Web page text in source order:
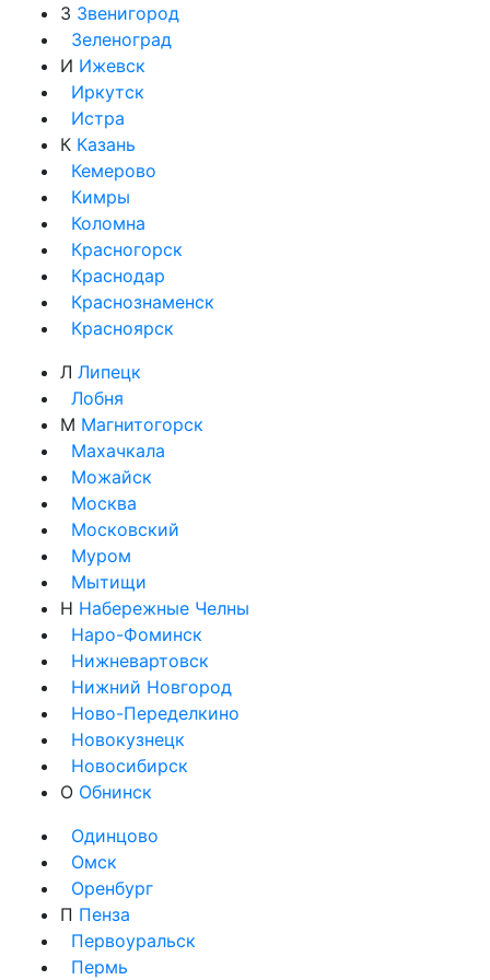
З Звенигород
Зеленоград
И Ижевск
Иркутск
Истра
К Казань
Кемерово
Кимры
Коломна
Красногорск
Краснодар
Краснознаменск
Красноярск
Л Липецк
Лобня
М Магнитогорск
Махачкала
Можайск
Москва
Московский
Муром
Мытищи
Н Набережные Челны
Наро-Фоминск
Нижневартовск
Нижний Новгород
Ново-Переделкино
Новокузнецк
Новосибирск
О Обнинск
Одинцово
Омск
Оренбург
П Пенза
Первоуральск
Пермь